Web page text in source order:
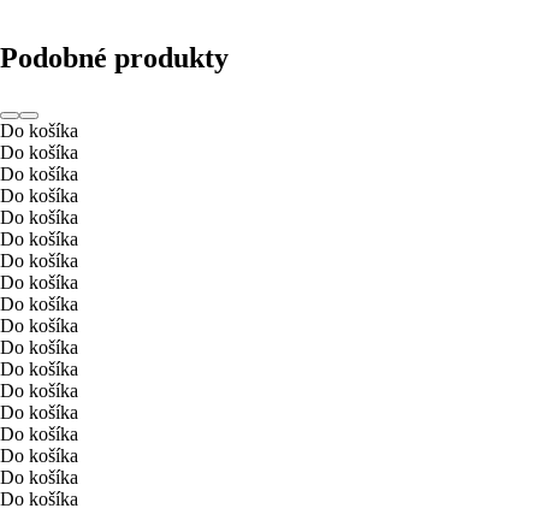
Podobné produkty
Do košíka
Do košíka
Do košíka
Do košíka
Do košíka
Do košíka
Do košíka
Do košíka
Do košíka
Do košíka
Do košíka
Do košíka
Do košíka
Do košíka
Do košíka
Do košíka
Do košíka
Do košíka